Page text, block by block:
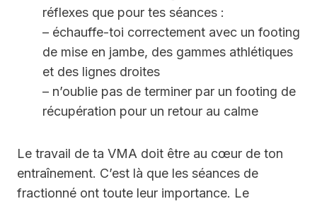
réflexes que pour tes séances :
– échauffe-toi correctement avec un footing
de mise en jambe, des gammes athlétiques
et des lignes droites
– n’oublie pas de terminer par un footing de
récupération pour un retour au calme
Le travail de ta VMA doit être au cœur de ton
entraînement. C’est là que les séances de
fractionné ont toute leur importance. Le